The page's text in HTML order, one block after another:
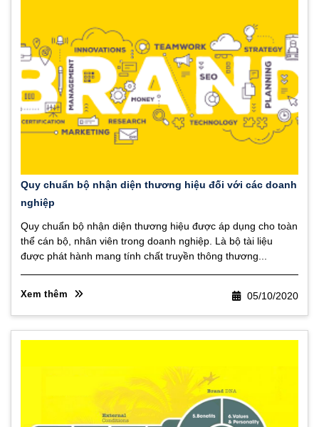
Quy chuẩn bộ nhận diện thương hiệu đối với các doanh
nghiệp
05/10/2020
Quy chuẩn bộ nhận diện thương hiệu được áp dụng cho toàn
thể cán bộ, nhân viên trong doanh nghiệp. Là bộ tài liệu
được phát hành mang tính chất truyền thông thương...
Xem thêm